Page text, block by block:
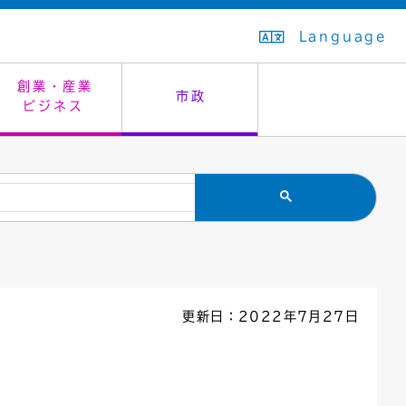
Language
創業・産業
ビジネス
市政
生活排水
市民安全
教育委員会
入学式・卒業式
救急・夜間診療
感染症
施設予約（まつぼっくり）
はたちの集い
指定管理者制度
公共事業の技術監理
議会
オープンデータ
更新日：2022年7月27日